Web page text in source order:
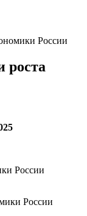
России
роста
России